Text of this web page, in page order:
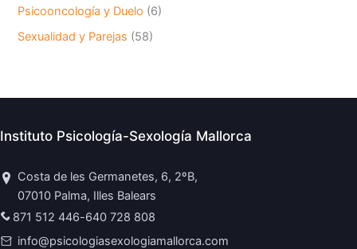
Psicooncología y Duelo (6)
Sexualidad y Parejas (58)
Instituto Psicología-Sexología Mallorca
Costa de les Germanetes, 6, 2ºB,
07010 Palma, Illes Balears
871 512 446-640 728 808
info@psicologiasexologiamallorca.com